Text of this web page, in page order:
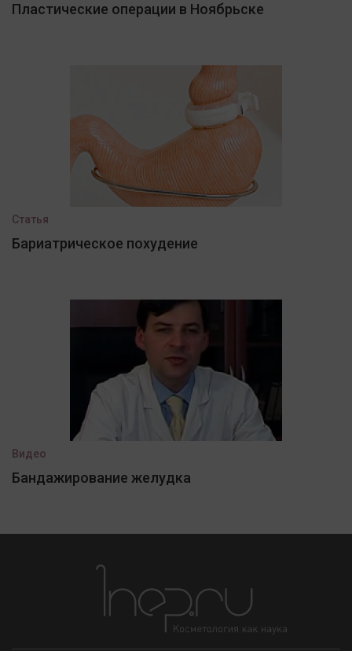
Пластические операции в Ноябрьске
Статья
Бариатрическое похудение
Видео
Бандажирование желудка